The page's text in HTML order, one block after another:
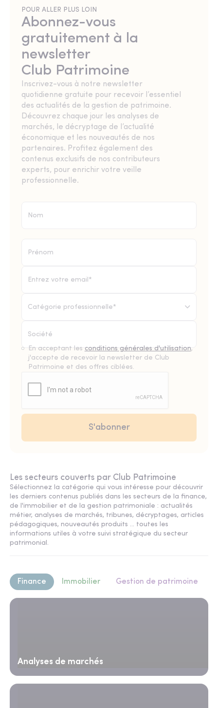
POUR ALLER PLUS LOIN
Abonnez-vous
gratuitement à la
newsletter
Club Patrimoine
Inscrivez-vous à notre newsletter
quotidienne gratuite pour recevoir l’essentiel
des actualités de la gestion de patrimoine.
Découvrez chaque jour les analyses de
marchés, le décryptage de l’actualité
économique et les nouveautés de nos
partenaires. Profitez également des
contenus exclusifs de nos contributeurs
experts, pour enrichir votre veille
professionnelle.
Catégorie professionnelle*
En acceptant les conditions générales d'utilisation,
j'accepte de recevoir la newsletter de Club
Patrimoine et des offres ciblées.
Les secteurs couverts par Club Patrimoine
Sélectionnez la catégorie qui vous intéresse pour découvrir
les derniers contenus publiés dans les secteurs de la finance,
de l'immobilier et de la gestion patrimoniale : actualités
métier, analyses de marchés, tribunes, décryptages, articles
pédagogiques, nouveautés produits ... toutes les
informations utiles à votre suivi stratégique du secteur
patrimonial.
Finance Immobilier Gestion de patrimoine
Analyses de marchés